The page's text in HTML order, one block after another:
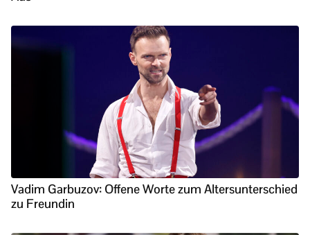
Vadim Garbuzov: Offene Worte zum Altersunterschied
zu Freundin